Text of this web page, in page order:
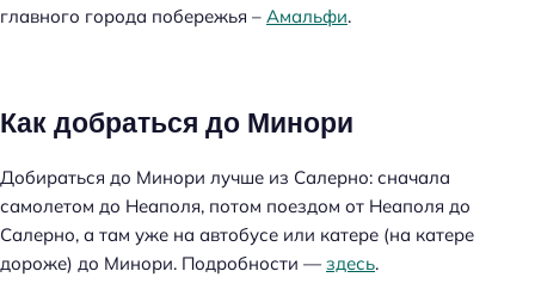
главного города побережья – Амальфи.
Как добраться до Минори
Добираться до Минори лучше из Салерно: сначала
самолетом до Неаполя, потом поездом от Неаполя до
Салерно, а там уже на автобусе или катере (на катере
дороже) до Минори. Подробности — здесь.